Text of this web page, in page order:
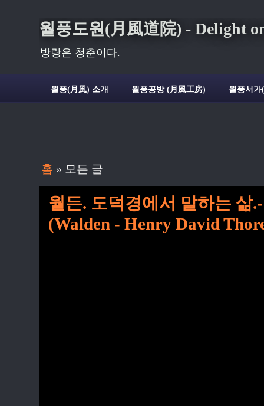
월풍도원(月風道院) - Delight
방랑은 청춘이다.
월풍(月風) 소개 월풍공방 (月風工房) 월풍서
홈 » 모든 글
월든. 도덕경에서 말하는 삶
(Walden - Henry David